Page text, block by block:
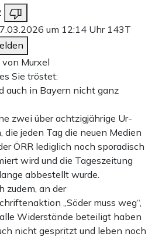
um 12:14 Uhr 143T
von Murxel
Sie tröstet:
auch in Bayern nicht ganz
zwei über achtzigjährige Ur-
die jeden Tag die neuen Medien
ÖRR lediglich noch sporadisch
wird und die Tageszeitung
abbestellt wurde.
zudem, an der
„Söder muss weg“,
Widerstände beteiligt haben
nicht gespritzt und leben noch